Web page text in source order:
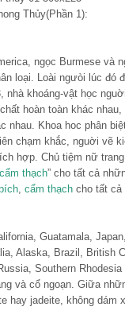
ngọc Burmese và
loại. Loài ngưòi lúc đó
khoáng-vật học
hoàn toàn khác
nhau. Khoa hoc phân
chạm khắc, nguời vẽ
hợp. Chủ tiệm nữ
cẩm thạch” cho tất cả
cẩm thạch cho tất cả
Guatamala,
Alaska, Brazil, British
Southern Rhodesia
và cổ ngoạn. Giữa
hay jadeite, không dám